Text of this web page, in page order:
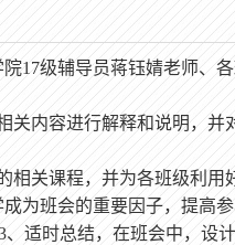
院1 7级辅导员蒋钰婧老师、
关内容进行解释和说明 ， 并
相关课程，并为各班级利用
为班会的重要因子，提高参
适时总结，在班会中，设